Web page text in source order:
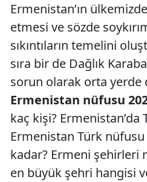
Ermenistan’ın
etmesi ve sözde
sıkıntıların temelini
sıra bir de Dağlık
sorun olarak orta yerde
Ermenistan nüfusu
kaç kişi? Ermenistan’da
Ermenistan Türk nüfusu
kadar? Ermeni şehirleri
en büyük şehri hangisi